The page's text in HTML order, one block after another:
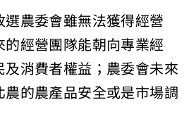
農委會雖無法獲得經營
經營團隊能朝向專業經
消費者權益；農委會未來
的農產品安全或是市場調